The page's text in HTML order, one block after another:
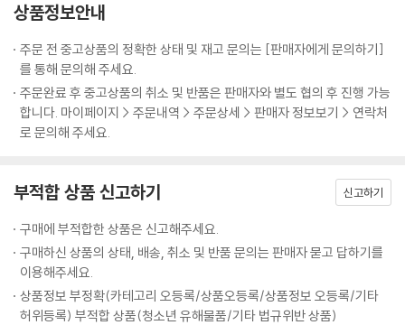
선댄스가 열광하고 선택한 영화!
만장일치, 관객과 평단이 꼽은 최고의 영화!!
섬세하고 뛰어난 연출력과 감각적 스타일로 지난 21회 선댄스영화제에서
열광적인 반응을 얻은 라이언 존슨 감독의 데뷔작 <브릭>이 선댄스영화
제 경쟁 부문에서 심사위원 특별상을 수상하는 기염을 토했다. 평단과 관
객들은 만장일치로 뜨거운 찬사와 갈채를 보냈고, 감독은 그 동안의 노력
년까지 그 열기는 식지 않았다. 독립영화, 저예산, 스타의 부재를 뛰어넘어
의 저력을 확인시켜 준 라이언 존슨은 내일을 여는 전도유망한 감독으로서
입지를 다지며 스포트라이트를 한 몸에 받고 있다. <브릭>은 이제 국내 팬
들 사이에서도 ‘꼭 봐야 할 영화, 놓치면 안 될 수작’으로 꼽히며 회자되고
있다
상품정보안내
주문 전 중고상품의 정확한 상태 및 재고 문의는 [판매자에게 문의하기]
를 통해 문의해 주세요.
주문완료 후 중고상품의 취소 및 반품은 판매자와 별도 협의 후 진행 가능
합니다. 마이페이지 > 주문내역 > 주문상세 > 판매자 정보보기 > 연락처
로 문의해 주세요.
부적합 상품 신고하기 신고하기
구매에 부적합한 상품은 신고해주세요.
구매하신 상품의 상태, 배송, 취소 및 반품 문의는 판매자 묻고 답하기를
이용해주세요.
상품정보 부정확(카테고리 오등록/상품오등록/상품정보 오등록/기타
허위등록) 부적합 상품(청소년 유해물품/기타 법규위반 상품)